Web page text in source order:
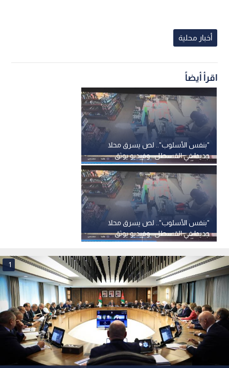
أخبار محلية
اقرأ أيضاً
"بنفس الأسلوب".. لص يسرق محلا
جديدا في القسطل.. وفيديو يوثق
"بنفس الأسلوب".. لص يسرق محلا
جديدا في القسطل.. وفيديو يوثق
1